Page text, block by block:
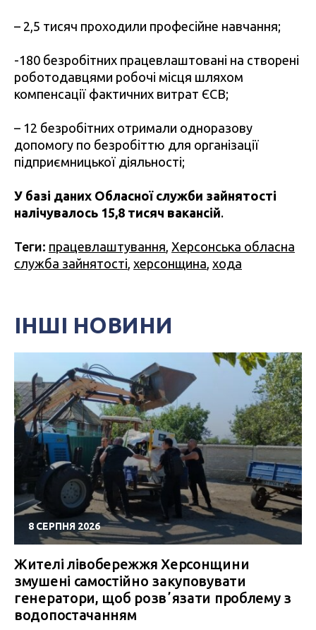
– 2,5 тисяч проходили професійне навчання;
-180 безробітних працевлаштовані на створені
роботодавцями робочі місця шляхом
компенсації фактичних витрат ЄСВ;
– 12 безробітних отримали одноразову
допомогу по безробіттю для організації
підприємницької діяльності;
У базі даних Обласної служби зайнятості
налічувалось 15,8 тисяч вакансій.
Теги: працевлаштування, Херсонська обласна
служба зайнятості, херсонщина, хода
ІНШІ НОВИНИ
8 СЕРПНЯ 2026
Жителі лівобережжя Херсонщини
змушені самостійно закуповувати
генератори, щоб розвʼязати проблему з
водопостачанням